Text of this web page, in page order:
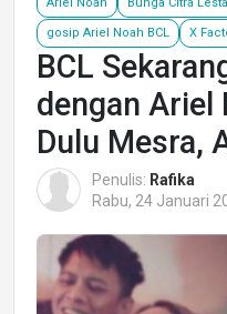
gosip Ariel Noah BCL X
BCL
dengan Ariel
Dulu Mesra,
Penulis: Rafika
Rabu, 24 Januari